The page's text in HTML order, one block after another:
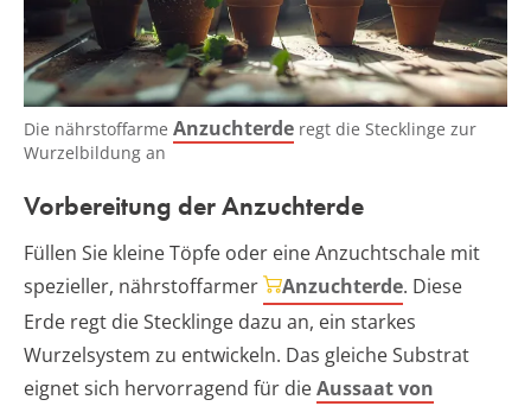
Die nährstoffarme Anzuchterde regt die Stecklinge zur
Wurzelbildung an
Vorbereitung der Anzuchterde
Füllen Sie kleine Töpfe oder eine Anzuchtschale mit
spezieller, nährstoffarmer
Anzuchterde. Diese
Erde regt die Stecklinge dazu an, ein starkes
Wurzelsystem zu entwickeln. Das gleiche Substrat
eignet sich hervorragend für dieAussaat von